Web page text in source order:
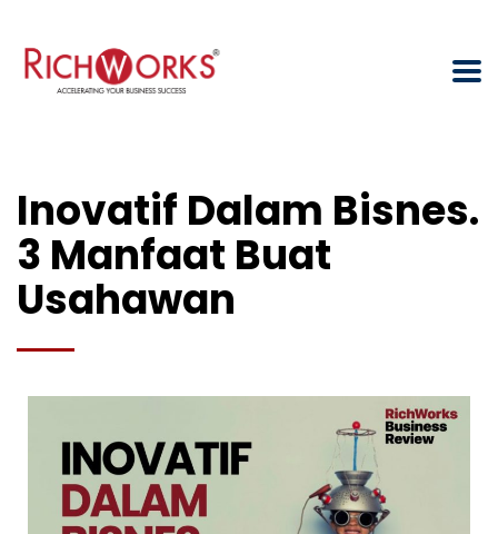
Inovatif Dalam Bisnes.
3 Manfaat Buat
Usahawan